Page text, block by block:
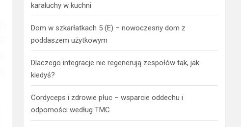
karaluchy w kuchni
Dom w szkarłatkach 5 (E) – nowoczesny dom z
poddaszem użytkowym
Dlaczego integracje nie regenerują zespołów tak, jak
kiedyś?
Cordyceps i zdrowie płuc – wsparcie oddechu i
odporności według TMC